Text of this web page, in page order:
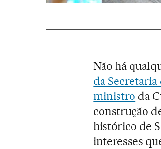
Não há
da
ministro da
construção
histórico de
interesses